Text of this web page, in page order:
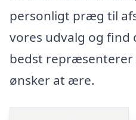
personligt præg til
vores udvalg og find
bedst repræsenterer
ønsker at ære.